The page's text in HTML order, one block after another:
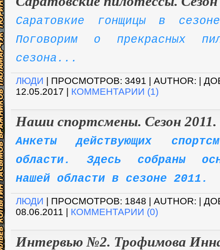
Саратовкие гонщицы в
Поговорим о прекрасных
сезона...
ЛЮДИ | ПРОСМОТРОВ: 3491 | AUTHOR: |
12.05.2017
КОММЕНТАРИИ (1)
Наши спортсмены. Сезон 2011.
Анкеты действующих
области. Здесь собраны
нашей области в сезоне 2011.
ЛЮДИ | ПРОСМОТРОВ: 1848 | AUTHOR: |
08.06.2011
КОММЕНТАРИИ (0)
Интервью №2. Трофимова Инна